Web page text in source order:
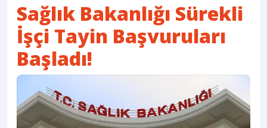
Sağlık Bakanlığı Sürekli
İşçi Tayin Başvuruları
Başladı!